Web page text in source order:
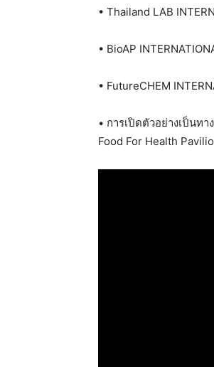
• Thailand LAB
• BioAP
• FutureCHEM
• การเปิดตัวอย่างเป็นท
Food For Health